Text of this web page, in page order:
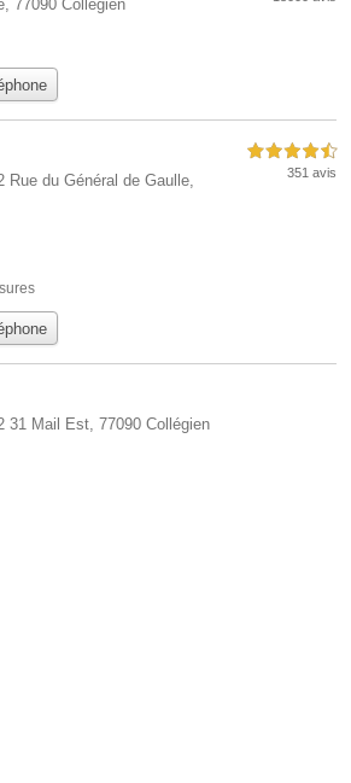
77090 Collégien
du Général de Gaulle,
4,5 étoiles sur 5
351 avis
31 Mail Est, 77090 Collégien